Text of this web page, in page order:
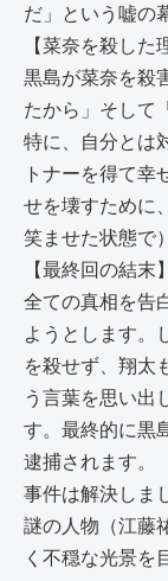
だ」という嘘の
【菜奈を殺した
黒島が菜奈を殺
たから」そして
特に、自分とは
トナーを得て
せを壊すために
笑ませた状態で
【最終回の結末】
全ての真相を告
ようとします。
を殺せず、翔太
う言葉を思い出
す。最終的に黒
逮捕されます。
事件は解決しま
謎の人物（江藤
く不穏な光景を